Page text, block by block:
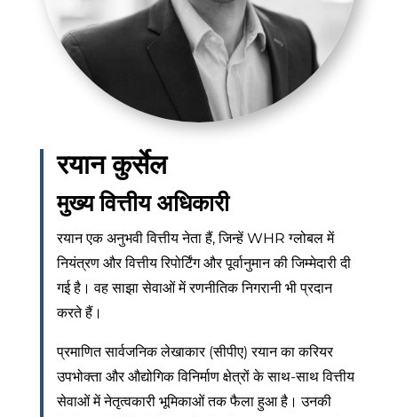
रयान कुर्सेल
मुख्य वित्तीय अधिकारी
रयान एक अनुभवी वित्तीय नेता हैं, जिन्हें WHR ग्लोबल में
नियंत्रण और वित्तीय रिपोर्टिंग और पूर्वानुमान की जिम्मेदारी दी
गई है। वह साझा सेवाओं में रणनीतिक निगरानी भी प्रदान
करते हैं।
प्रमाणित सार्वजनिक लेखाकार (सीपीए) रयान का करियर
उपभोक्ता और औद्योगिक विनिर्माण क्षेत्रों के साथ-साथ वित्तीय
सेवाओं में नेतृत्वकारी भूमिकाओं तक फैला हुआ है। उनकी